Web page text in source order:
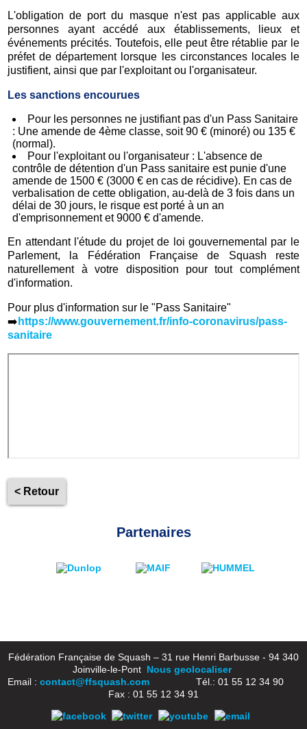
L'obligation de port du masque n'est pas applicable aux
personnes ayant accédé aux établissements, lieux et
événements précités. Toutefois, elle peut être rétablie par le
préfet de département lorsque les circonstances locales le
justifient, ainsi que par l'exploitant ou l'organisateur.
Les sanctions encourues
Pour les personnes ne justifiant pas d'un Pass Sanitaire
: Une amende de 4ème classe, soit 90 € (minoré) ou 135 €
(normal).
Pour l'exploitant ou l'organisateur : L'absence de
contrôle de détention d'un Pass sanitaire est punie d'une
amende de 1500 € (3000 € en cas de récidive). En cas de
verbalisation de cette obligation, au-delà de 3 fois dans un
délai de 30 jours, le risque est porté à un an
d'emprisonnement et 9000 € d'amende.
En attendant l'étude du projet de loi gouvernemental par le
Parlement, la Fédération Française de Squash reste
naturellement à votre disposition pour tout complément
d'information.
Pour plus d'information sur le "Pass Sanitaire"
➡️ https://www.gouvernement.fr/info-coronavirus/pass-
sanitaire
< Retour
Partenaires
Fédération Française de Squash – 31 rue Henri Barbusse - 94 340
Joinville-le-Pont Nous geolocaliser
Email : contact@ffsquash.comTél.: 01 55 12 34 90
Fax : 01 55 12 34 91